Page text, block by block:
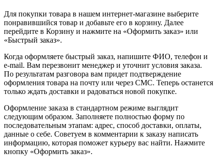
Для покупки товара в нашем интернет-магазине выберите
понравившийся товар и добавьте его в корзину. Далее
перейдите в Корзину и нажмите на «Оформить заказ» или
«Быстрый заказ».
Когда оформляете быстрый заказ, напишите ФИО, телефон и
e-mail. Вам перезвонит менеджер и уточнит условия заказа.
По результатам разговора вам придет подтверждение
оформления товара на почту или через СМС. Теперь останется
только ждать доставки и радоваться новой покупке.
Оформление заказа в стандартном режиме выглядит
следующим образом. Заполняете полностью форму по
последовательным этапам: адрес, способ доставки, оплаты,
данные о себе. Советуем в комментарии к заказу написать
информацию, которая поможет курьеру вас найти. Нажмите
кнопку «Оформить заказ».